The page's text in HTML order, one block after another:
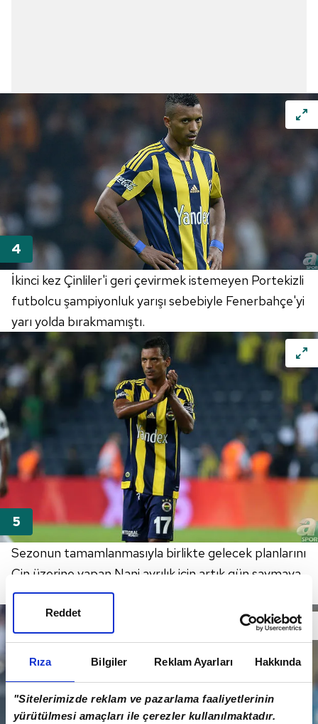
Rıza Bilgiler Reklam Ayarları Hakkında
"Sitelerimizde reklam ve pazarlama faaliyetlerinin
yürütülmesi amaçları ile çerezler kullanılmaktadır.
Reddet
İkinci kez Çinliler'i geri çevirmek istemeyen Portekizli
futbolcu şampiyonluk yarışı sebebiyle Fenerbahçe'yi
yarı yolda bırakmamıştı.
Sezonun tamamlanmasıyla birlikte gelecek planlarını
Çin üzerine yapan Nani ayrılık için artık gün saymaya
başladı.